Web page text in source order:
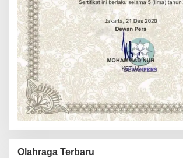
Olahraga Terbaru